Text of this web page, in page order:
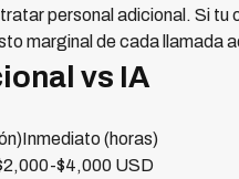
personal adicional. Si
marginal de cada llamada
vs IA
(horas)
$4,000 USD